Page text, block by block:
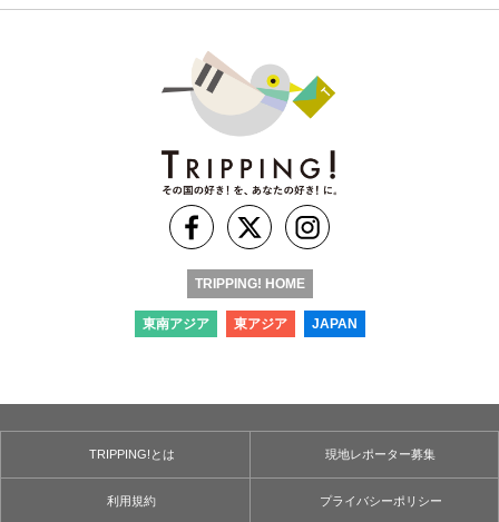
TRIPPING! HOME
東南アジア 東アジア JAPAN
TRIPPING!とは 現地レポーター募集
利用規約 プライバシーポリシー